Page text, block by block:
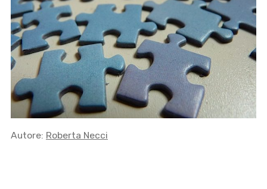
Autore: Roberta Necci